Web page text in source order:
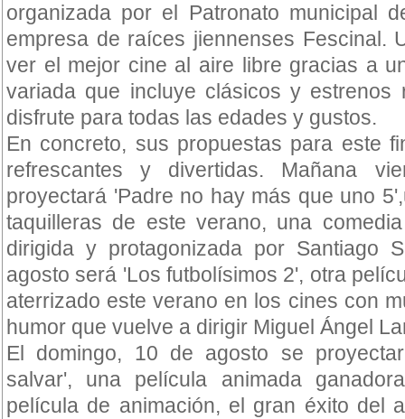
organizada por el Patronato municipal
empresa de raíces jiennenses Fescinal.
ver el mejor cine al aire libre gracias a
variada que incluye clásicos y estrenos
disfrute para todas las edades y gustos.
En concreto, sus propuestas para este
refrescantes y divertidas. Mañana
proyectará 'Padre no hay más que uno
taquilleras de este verano, una
dirigida y protagonizada por Santiago
agosto será 'Los futbolísimos 2', otra
aterrizado este verano en los cines con
humor que vuelve a dirigir Miguel Ángel
El domingo, 10 de agosto se
salvar', una película animada
película de animación, el gran éxito del